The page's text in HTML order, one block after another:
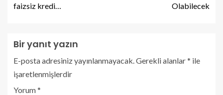
faizsiz kredi…
Olabilecek
Bir yanıt yazın
E-posta adresiniz yayınlanmayacak. Gerekli alanlar* ile
işaretlenmişlerdir
Yorum*